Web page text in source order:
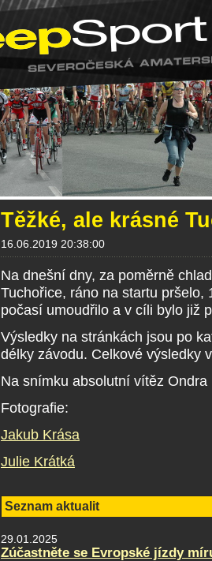
Těžké, ale krásné
16.06.2019 20:38:00
Na dnešní dny, za poměrně
Tuchořice, ráno na startu
počasí umoudřilo a v cíli bylo již
Výsledky na stránkách jsou po
délky závodu. Celkové výsledky
Na snímku absolutní vítěz
Fotografie:
Jakub Krása
Julie Krátká
Seznam aktualit
29.01.2025
Zúčastněte se Evropské jízdy